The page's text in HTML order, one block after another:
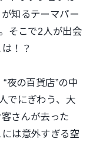
知るテーマパー
そこで2人が出会
！？
夜の百貨店”の中
でにぎわう、大
さんが去った
は意外すぎる空